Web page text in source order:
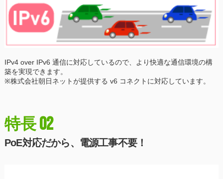
IPv4 over IPv6 通信に対応しているので、より快適な通信環境の構
築を実現できます。
※株式会社朝日ネットが提供する v6 コネクトに対応しています。
特長02
PoE対応だから、電源工事不要！